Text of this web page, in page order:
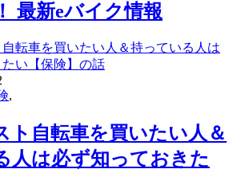
最新eバイク情報
,
ト自転車を買いたい人＆
人は必ず知っておきた